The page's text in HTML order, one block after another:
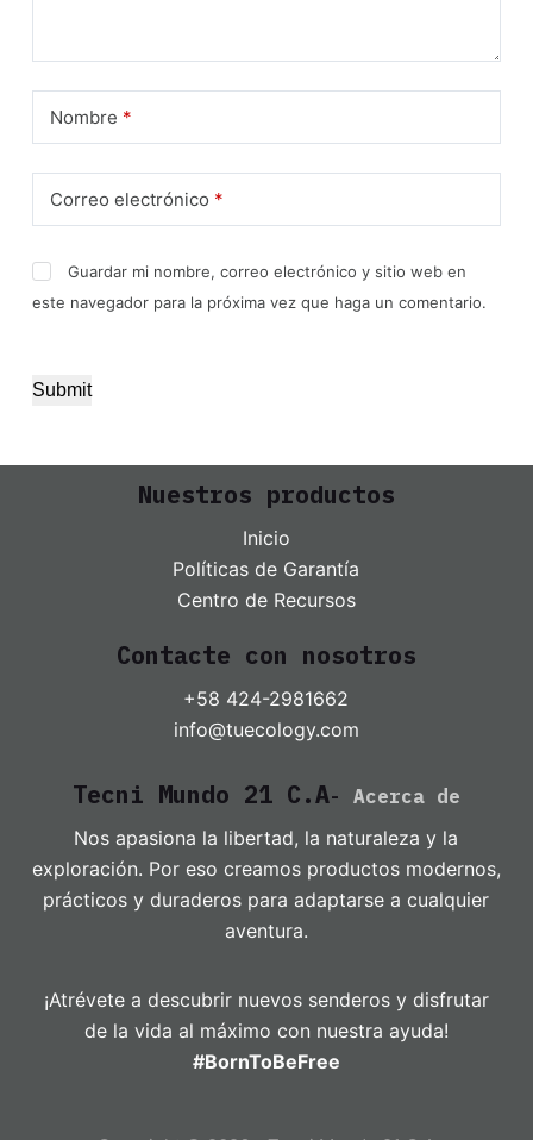
Nombre *
Correo electrónico *
Guardar mi nombre, correo electrónico y sitio web en
este navegador para la próxima vez que haga un comentario.
Submit
Nuestros productos
Inicio
Políticas de Garantía
Centro de Recursos
Contacte con nosotros
+58 424-2981662
info@tuecology.com
Tecni Mundo 21 C.A- Acerca de
Nos apasiona la libertad, la naturaleza y la
exploración. Por eso creamos productos modernos,
prácticos y duraderos para adaptarse a cualquier
aventura.
¡Atrévete a descubrir nuevos senderos y disfrutar
de la vida al máximo con nuestra ayuda!
#BornToBeFree